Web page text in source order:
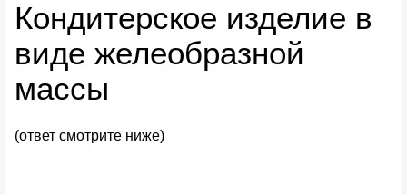
Кондитерское изделие в
виде желеобразной
массы
(ответ смотрите ниже)